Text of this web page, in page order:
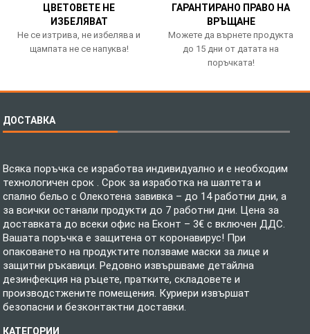
ЦВЕТОВЕТЕ НЕ
ИЗБЕЛЯВАТ
Не се изтрива, не избелява и
щампата не се напуква!
ГАРАНТИРАНО ПРАВО НА
ВРЪЩАНЕ
Можете да върнете продукта
до 15 дни от датата на
поръчката!
ДОСТАВКА
Всяка поръчка се изработва индивидуално и е необходим
технологичен срок . Срок за изработка на шалтета и
спално бельо с Олекотена завивка – до 14 работни дни, а
за всички останали продукти до 7 работни дни. Цена за
доставката до всеки офис на Еконт – 3€ с включен ДДС.
Вашата поръчка е защитена от коронавирус! При
опаковането на продуктите ползваме маски за лице и
защитни ръкавици. Редовно извършваме детайлна
дезинфекция на ръцете, пратките, складовете и
производстжените помещения. Куриери извършат
безопасни и безконтактни доставки.
КАТЕГОРИИ